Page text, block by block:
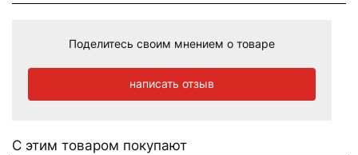
Поделитесь своим мнением о товаре
написать отзыв
С этим товаром покупают